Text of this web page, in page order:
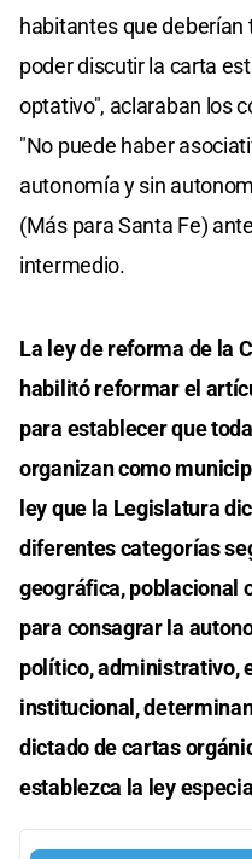
habitantes que
poder discutir la carta
optativo", aclaraban los
"No puede haber
autonomía y sin
(Más para Santa Fe)
intermedio.
La ley de reforma de la
habilitó reformar el
para establecer que
organizan como
ley que la Legislatura
diferentes categorías
geográfica, poblacional
para consagrar la
político, administrativo,
institucional,
dictado de cartas
establezca la ley